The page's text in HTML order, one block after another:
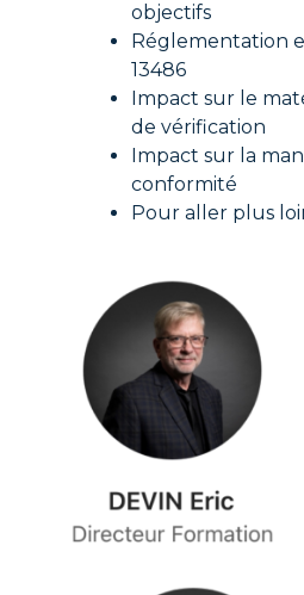
objectifs
Réglementation
13486
Impact sur le
de vérification
Impact sur la
conformité
Pour aller plus